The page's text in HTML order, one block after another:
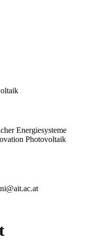
Energiesysteme
Photovoltaik